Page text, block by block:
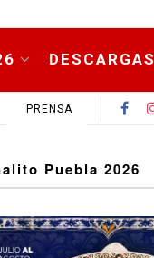
DESCARGAS
PRENSA
Puebla 2026